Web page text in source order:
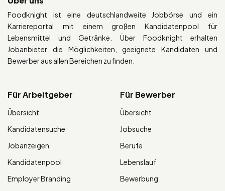
Foodknight ist eine deutschlandweite Jobbörse und ein
Karriereportal mit einem großen Kandidatenpool für
Lebensmittel und Getränke. Über Foodknight erhalten
Jobanbieter die Möglichkeiten, geeignete Kandidaten und
Bewerber aus allen Bereichen zu finden.
Für Arbeitgeber
Übersicht
Kandidatensuche
Jobanzeigen
Kandidatenpool
Employer Branding
Für Bewerber
Übersicht
Jobsuche
Berufe
Lebenslauf
Bewerbung